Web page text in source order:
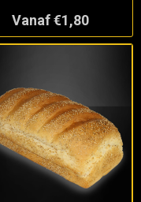
Vanaf €1,80